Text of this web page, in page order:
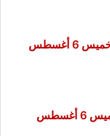
أغسطس